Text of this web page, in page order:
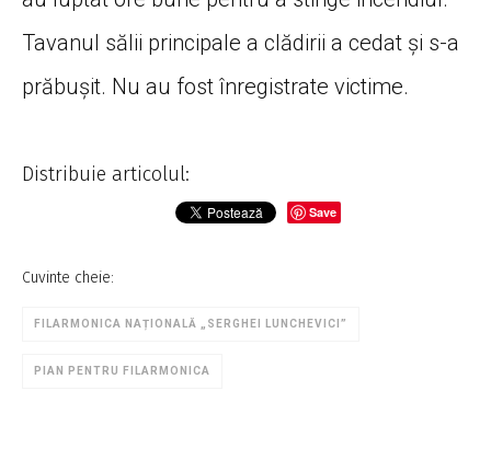
Tavanul sălii principale a clădirii a cedat și s-a
prăbușit. Nu au fost înregistrate victime.
Distribuie articolul:
Save
Cuvinte cheie:
FILARMONICA NAȚIONALĂ „SERGHEI LUNCHEVICI”
PIAN PENTRU FILARMONICA